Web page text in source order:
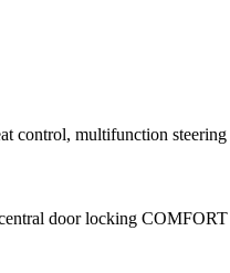
control, multifunction
door locking